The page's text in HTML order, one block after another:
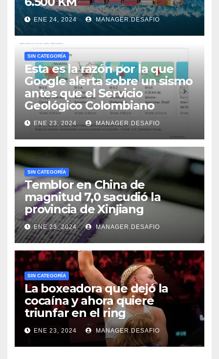
ENE 24, 2024 MANAGER.DESAFIO
SIN CATEGORÍA
Esta es la razón por la que
Google alerta sobre un sismo
antes que el Servicio
Geológico Colombiano
ENE 23, 2024 MANAGER.DESAFIO
SIN CATEGORÍA
Temblor en China de
magnitud 7,0 sacudió la
provincia de Xinjiang
ENE 23, 2024 MANAGER.DESAFIO
SIN CATEGORÍA
La boxeadora que dejó la
cocaína y ahora quiere
triunfar en el ring​
ENE 23, 2024 MANAGER.DESAFIO